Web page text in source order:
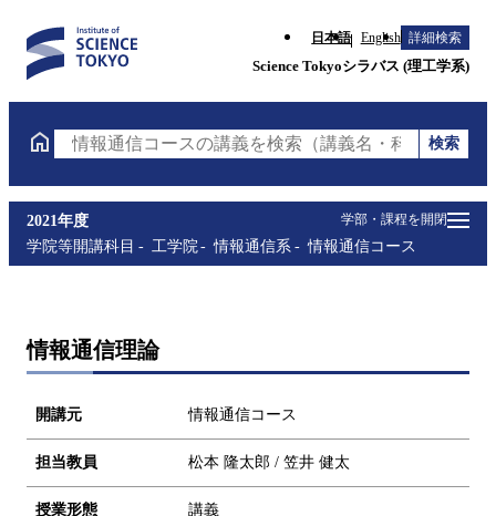
日本語 English 詳細検索
Science Tokyoシラバス (理工学系)
情報通信コースの講義を検索（講義名・科目コード・
検索
学部・課程を開閉
2021年度
学院等開講科目
工学院 情報通信系 情報通信コース
情報通信理論
開講元 情報通信コース
担当教員 松本 隆太郎 / 笠井 健太
授業形態 講義